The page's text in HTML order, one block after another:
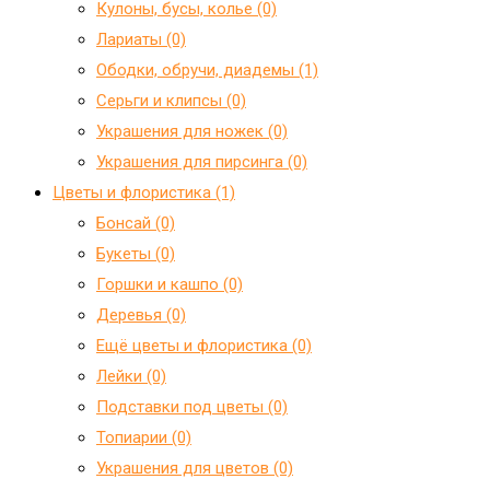
Кулоны, бусы, колье (0)
Лариаты (0)
Ободки, обручи, диадемы (1)
Серьги и клипсы (0)
Украшения для ножек (0)
Украшения для пирсинга (0)
Цветы и флористика (1)
Бонсай (0)
Букеты (0)
Горшки и кашпо (0)
Деревья (0)
Ещё цветы и флористика (0)
Лейки (0)
Подставки под цветы (0)
Топиарии (0)
Украшения для цветов (0)